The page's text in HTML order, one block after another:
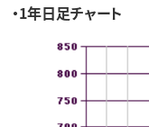
・1年日足チャート